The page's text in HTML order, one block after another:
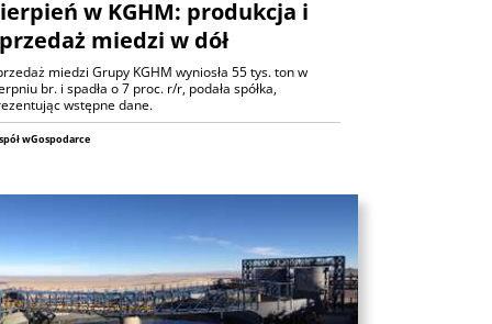
ANALIZY
Czy rynek pracy w USA ma
Ulga na rynkach: porozumienie
wokół Cieśniny Ormuz?
Michał Stajniak 6 sierpnia 2026
w KGHM: produkcja i
miedzi w dół
miedzi Grupy KGHM wyniosła 55 tys. ton w
br. i spadła o 7 proc. r/r, podała spółka,
wstępne dane.
wGospodarce